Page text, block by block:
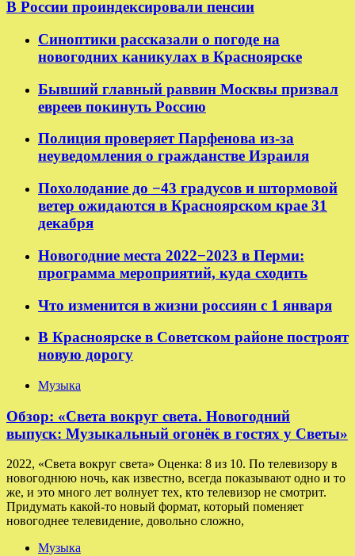
В России проиндексировали пенсии
Синоптики рассказали о погоде на
новогодних каникулах в Красноярске
Бывший главный раввин Москвы призвал
евреев покинуть Россию
Полиция проверяет Парфенова из-за
неуведомления о гражданстве Израиля
Похолодание до −43 градусов и штормовой
ветер ожидаются в Красноярском крае 31
декабря
Новогодние места 2022−2023 в Перми:
программа мероприятий, куда сходить
Что изменится в жизни россиян с 1 января
В Красноярске в Советском районе построят
новую дорогу
Музыка
Обзор: «Света вокруг света. Новогодний
выпуск: Музыкальный огонёк в гостях у Светы»
2022, «Света вокруг света» Оценка: 8 из 10. По телевизору в
новогоднюю ночь, как известно, всегда показывают одно и то
же, и это много лет волнует тех, кто телевизор не смотрит.
Придумать какой-то новый формат, который поменяет
новогоднее телевидение, довольно сложно,
Музыка